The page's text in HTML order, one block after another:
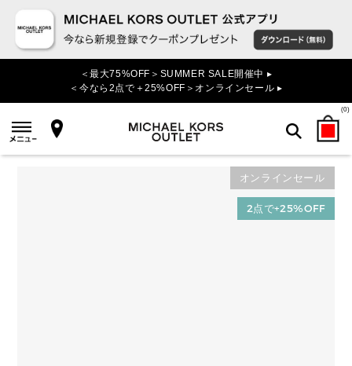
＜最大75%OFF＞SUMMER SALE開催中 ▸
＜今なら2点で＋25%OFF＞オンラインセール ▸
(0)
検索
オンラインセール
2点で+25%OFF